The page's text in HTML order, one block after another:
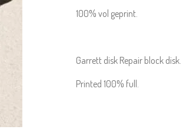
100% vol geprint.
Garrett disk Repair block disk.
Printed 100% full.